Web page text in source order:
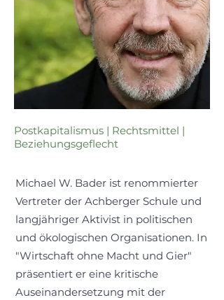
Postkapitalismus | Rechtsmittel |
Beziehungsgeflecht
Michael W. Bader ist renommierter
Vertreter der Achberger Schule und
langjähriger Aktivist in politischen
und ökologischen Organisationen. In
"Wirtschaft ohne Macht und Gier"
präsentiert er eine kritische
Auseinandersetzung mit der